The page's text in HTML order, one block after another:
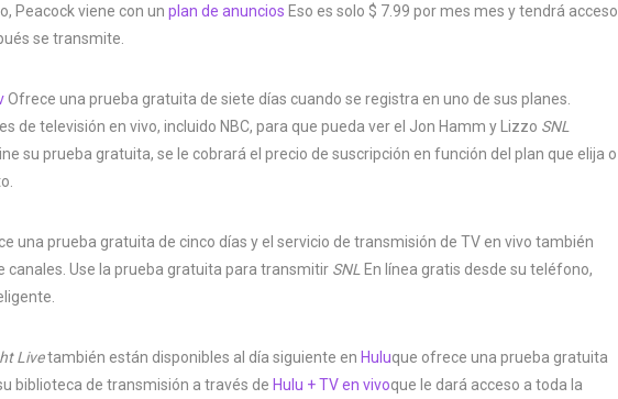
Peacock viene con un plan de anuncios Eso es solo $ 7.99 por mes mes y tendrá acceso
se transmite.
Ofrece una prueba gratuita de siete días cuando se registra en uno de sus planes.
de televisión en vivo, incluido NBC, para que pueda ver el Jon Hamm y Lizzo SNL
su prueba gratuita, se le cobrará el precio de suscripción en función del plan que elija o
una prueba gratuita de cinco días y el servicio de transmisión de TV en vivo también
canales. Use la prueba gratuita para transmitir SNL En línea gratis desde su teléfono,
Livetambién están disponibles al día siguiente en Huluque ofrece una prueba gratuita
biblioteca de transmisión a través de Hulu + TV en vivoque le dará acceso a toda la